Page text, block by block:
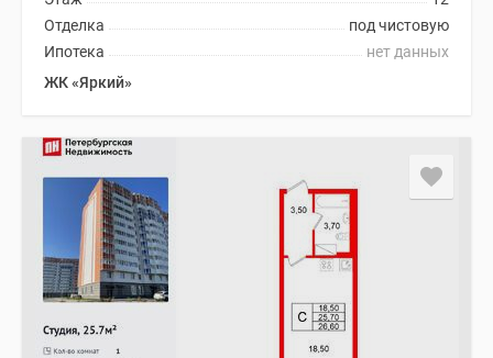
под чистовую
Отделка
нет данных
Ипотека
ЖК «Яркий»